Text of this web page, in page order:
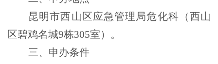
昆明市西山区应急管理局危化科（西山
区碧鸡名城9栋305室）。
三、申办条件